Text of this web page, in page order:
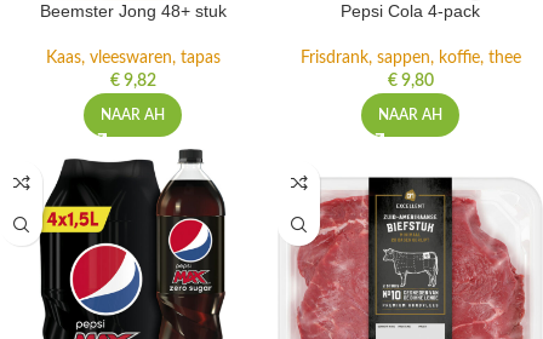
Beemster Jong 48+ stuk
Kaas, vleeswaren, tapas
€9,82
NAAR AH
Pepsi Cola 4-pack
Frisdrank, sappen, koffie, thee
€9,80
NAAR AH